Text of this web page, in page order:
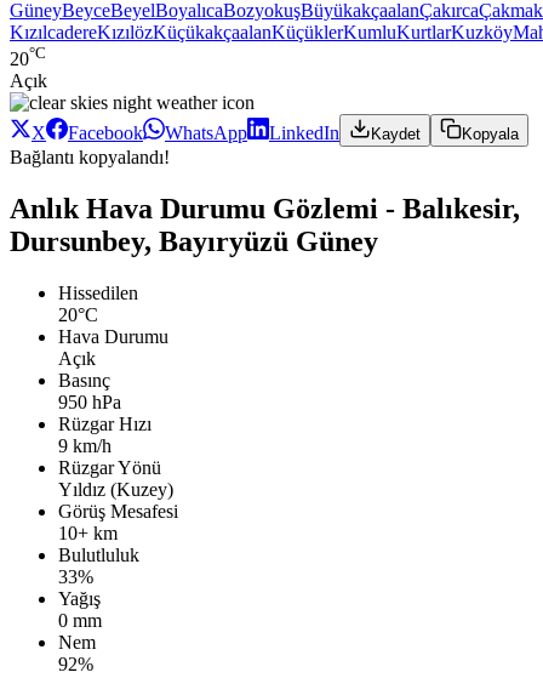
GüneyBeyceBeyelBoyalıcaBozyokuşBüyükakçaalanÇakırcaÇakmak
KızılcadereKızılözKüçükakçaalanKüçüklerKumluKurtlarKuzköy
20°C
Açık
X Facebook WhatsApp LinkedIn Kaydet Kopyala
Bağlantı kopyalandı!
Anlık Hava Durumu Gözlemi - Balıkesir,
Dursunbey, Bayıryüzü Güney
Hissedilen
20°C
Hava Durumu
Açık
Basınç
950 hPa
Rüzgar Hızı
9 km/h
Rüzgar Yönü
Yıldız (Kuzey)
Görüş Mesafesi
10+ km
Bulutluluk
33%
Yağış
0 mm
Nem
92%